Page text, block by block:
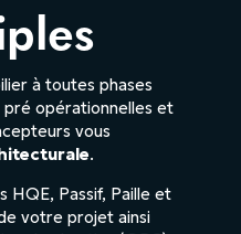
à toutes phases
pré opérationnelles et
vous
.
HQE, Passif, Paille et
votre projet ainsi